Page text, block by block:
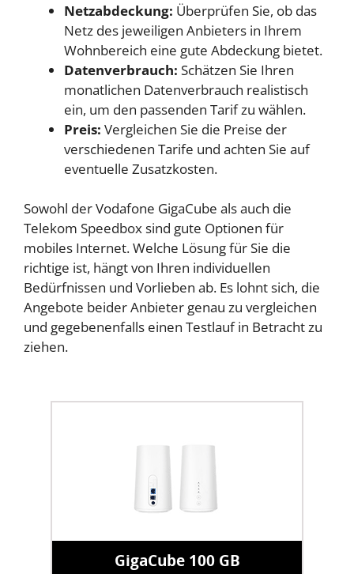
Netzabdeckung: Überprüfen Sie, ob das
Netz des jeweiligen Anbieters in Ihrem
Wohnbereich eine gute Abdeckung bietet.
Datenverbrauch: Schätzen Sie Ihren
monatlichen Datenverbrauch realistisch
ein, um den passenden Tarif zu wählen.
Preis: Vergleichen Sie die Preise der
verschiedenen Tarife und achten Sie auf
eventuelle Zusatzkosten.
Sowohl der Vodafone GigaCube als auch die
Telekom Speedbox sind gute Optionen für
mobiles Internet. Welche Lösung für Sie die
richtige ist, hängt von Ihren individuellen
Bedürfnissen und Vorlieben ab. Es lohnt sich, die
Angebote beider Anbieter genau zu vergleichen
und gegebenenfalls einen Testlauf in Betracht zu
ziehen.
GigaCube 100 GB